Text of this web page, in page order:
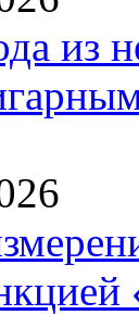
из